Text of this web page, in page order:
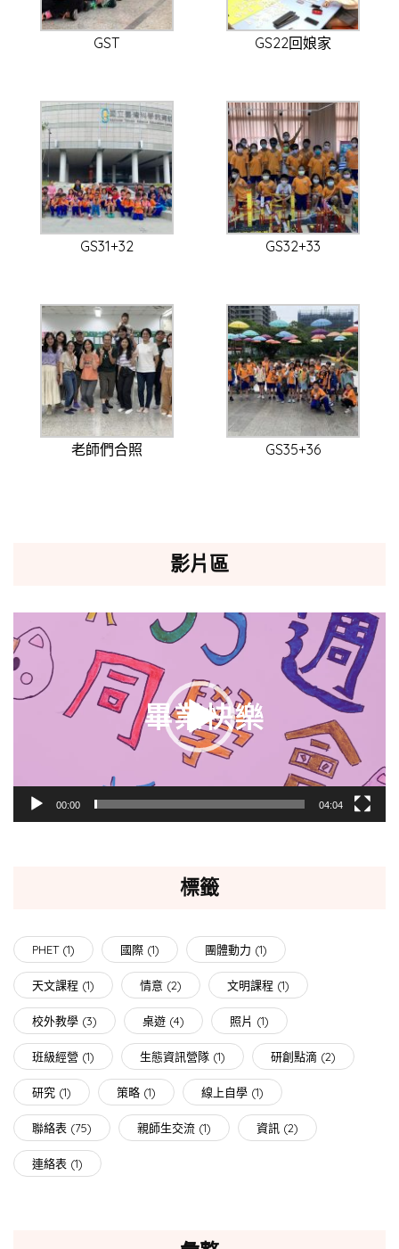
GST GS22回娘家
GS31+32 GS32+33
老師們合照 GS35+36
影片區
訊
播
放
00:00 04:04
標籤
PHET(1) 國際 (1) 團體動力 (1)
天文課程 (1) 情意 (2) 文明課程 (1)
校外教學 (3) 桌遊 (4) 照片 (1)
班級經營 (1) 生態資訊營隊 (1) 研創點滴 (2)
研究 (1) 策略 (1) 線上自學 (1)
聯絡表 (75) 親師生交流 (1) 資訊 (2)
連絡表 (1)